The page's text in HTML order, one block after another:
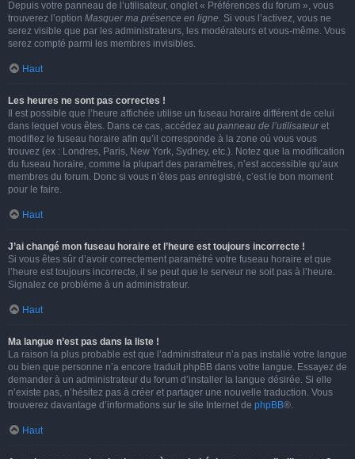
Depuis votre panneau de l’utilisateur, onglet « Préférences du forum », vous
trouverez l’option Masquer ma présence en ligne. Si vous l’activez, vous ne
serez visible que par les administrateurs, les modérateurs et vous-même. Vous
serez compté parmi les membres invisibles.
Haut
Les heures ne sont pas correctes !
Il est possible que l’heure affichée utilise un fuseau horaire différent de celui
dans lequel vous êtes. Dans ce cas, accédez au panneau de l’utilisateuret
modifiez le fuseau horaire afin qu’il corresponde à la zone où vous vous
trouvez (ex : Londres, Paris, New York, Sydney, etc.). Notez que la modification
du fuseau horaire, comme la plupart des paramètres, n’est accessible qu’aux
membres du forum. Donc si vous n’êtes pas enregistré, c’est le bon moment
pour le faire.
Haut
J’ai changé mon fuseau horaire et l’heure est toujours incorrecte !
Si vous êtes sûr d’avoir correctement paramétré votre fuseau horaire et que
l’heure est toujours incorrecte, il se peut que le serveur ne soit pas à l’heure.
Signalez ce problème à un administrateur.
Haut
Ma langue n’est pas dans la liste !
La raison la plus probable est que l’administrateur n’a pas installé votre langue
ou bien que personne n’a encore traduit phpBB dans votre langue. Essayez de
demander à un administrateur du forum d’installer la langue désirée. Si elle
n’existe pas, n’hésitez pas à créer et partager une nouvelle traduction. Vous
trouverez davantage d’informations sur le site Internet de phpBB®.
Haut